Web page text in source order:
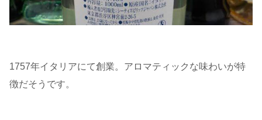
1757年イタリアにて創業。アロマティックな味わいが特
徴だそうです。